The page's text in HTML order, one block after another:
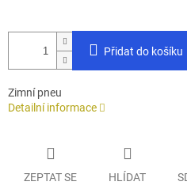
Přidat do košíku
Zimní pneu
Detailní informace
ZEPTAT SE HLÍDAT